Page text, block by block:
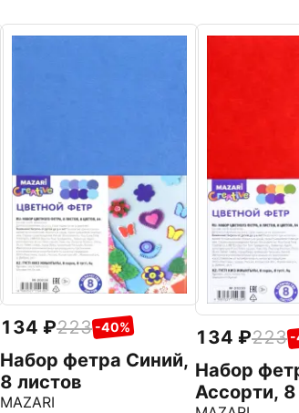
134 223 -40%
Набор фетра Синий,
8 листов
MAZARI
134 223 -
Набор
Ассорти,